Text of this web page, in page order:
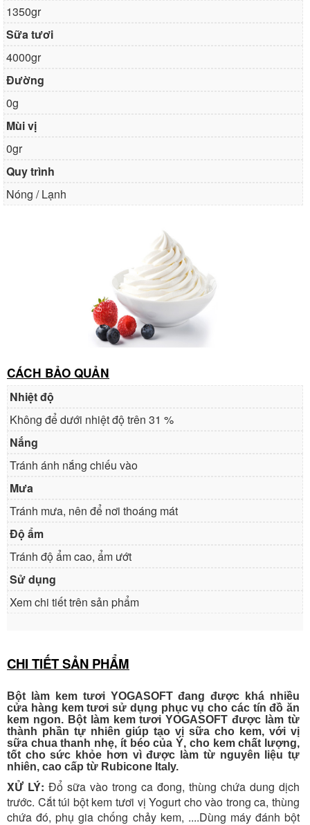
1350gr
Sữa tươi
4000gr
Đường
0g
Mùi vị
0gr
Quy trình
Nóng / Lạnh
CÁCH BẢO QUẢN
Nhiệt độ
Không để dưới nhiệt độ trên 31 %
Nắng
Tránh ánh nắng chiếu vào
Mưa
Tránh mưa, nên để nơi thoáng mát
Độ ẩm
Tránh độ ẩm cao, ẩm ướt
Sử dụng
Xem chi tiết trên sản phẩm
CHI TIẾT SẢN PHẨM
Bột làm kem tươi YOGASOFT đang được khá nhiều
cửa hàng kem tươi sử dụng phục vụ cho các tín đồ ăn
kem ngon. Bột làm kem tươi YOGASOFT được làm từ
thành phần tự nhiên giúp tạo vị sữa cho kem, với vị
sữa chua thanh nhẹ, ít béo của Ý, cho kem chất lượng,
tốt cho sức khỏe hơn vì được làm từ nguyên liệu tự
nhiên, cao cấp từ Rubicone Italy.
XỬ LÝ: Đổ sữa vào trong ca đong, thùng chứa dung dịch
trước. Cắt túi bột kem tươi vị Yogurt cho vào trong ca, thùng
chứa đó, phụ gia chống chảy kem, ....Dùng máy đánh bột